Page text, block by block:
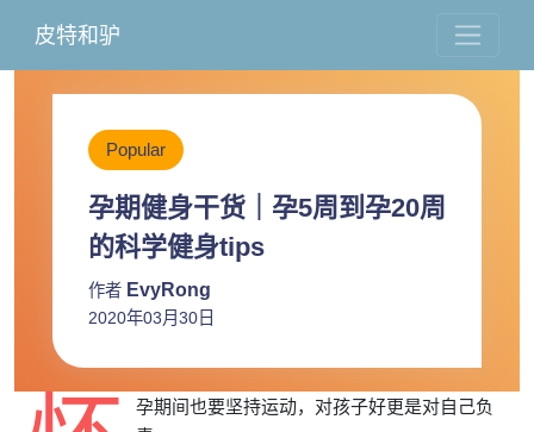
皮特和驴
Popular
孕期健身干货｜孕5周到孕20周
的科学健身tips
作者 EvyRong
2020年03月30日
孕期间也要坚持运动，对孩子好更是对自己负